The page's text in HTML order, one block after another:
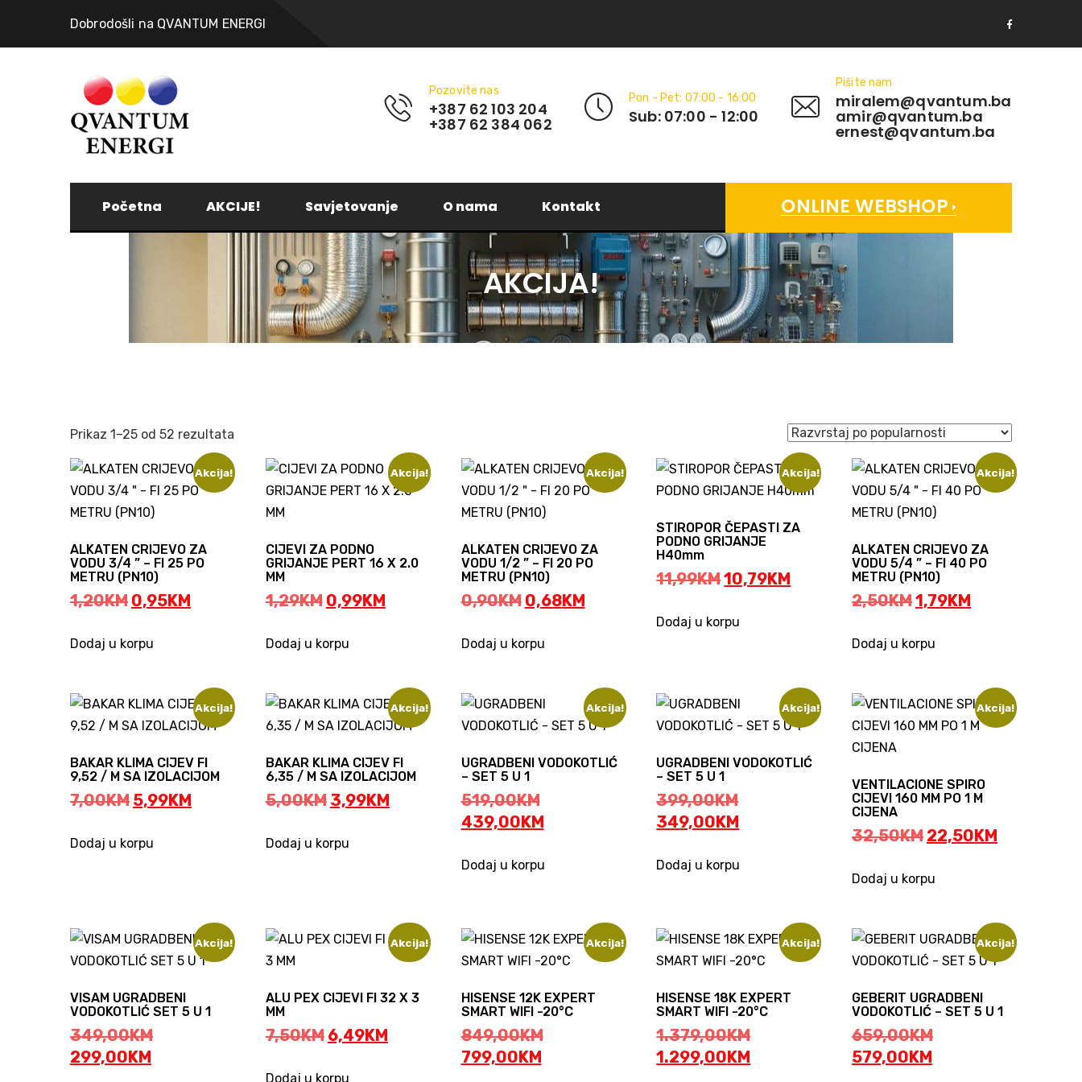
Dobrodošli na QVANTUM ENERGI
Pozovite nas
+387 62 103 204
+387 62 384 062
Pon - Pet: 07:00 - 16:00
Sub: 07:00 - 12:00
Pišite nam
miralem@qvantum.ba
amir@qvantum.ba
ernest@qvantum.ba
Početna AKCIJE! Savjetovanje O nama Kontakt ONLINE WEBSHOP
AKCIJA!
Prikaz 1–25 od 52 rezultata
popularity
Akcija!
ALKATEN CRIJEVO ZA
VODU 3/4 ” – FI 25 PO
METRU (PN10)
1,20KM Original
was:
0,95KM
Dodaj u korpu
Akcija!
CIJEVI ZA PODNO
GRIJANJE PERT 16 X 2.0
MM
1,29KM Original
was:
0,99KMCurrent
Dodaj u korpu
Akcija!
ALKATEN CRIJEVO ZA
VODU 1/2 ” – FI 20 PO
METRU (PN10)
0,90KM Original
was:
0,68KMCurrent
Dodaj u korpu
Akcija!
STIROPOR ČEPASTI ZA
PODNO GRIJANJE
H40mm
11,99KMOriginal
was:
10,79KM Current
10,79KM.
Dodaj u korpu
Akcija!
ALKATEN CRIJEVO ZA
VODU 5/4 ” – FI 40 PO
METRU (PN10)
2,50KMOriginal
was:
1,79KM
Dodaj u korpu
Akcija!
BAKAR KLIMA CIJEV FI
9,52 / M SA IZOLACIJOM
7,00KM Original
was:
5,99KM
Dodaj u korpu
Akcija!
BAKAR KLIMA CIJEV FI
6,35 / M SA IZOLACIJOM
5,00KM Original
was:
3,99KMCurrent
Dodaj u korpu
Akcija!
UGRADBENI VODOKOTLIĆ
– SET 5 U 1
519,00KMOriginal
price
519,00KM.
439,00KMCurrent
is:
Dodaj u korpu
Akcija!
UGRADBENI VODOKOTLIĆ
– SET 5 U 1
399,00KMOriginal
price
399,00KM.
349,00KM
is:
Dodaj u korpu
Akcija!
VENTILACIONE SPIRO
CIJEVI 160 MM PO 1 M
CIJENA
32,50KM Original
was:
22,50KM
Dodaj u korpu
Akcija!
VISAM UGRADBENI
VODOKOTLIĆ SET 5 U 1
349,00KMOriginal
299,00KM
Akcija!
ALU PEX CIJEVI FI 32 X 3
MM
7,50KM Original
was:
6,49KMCurrent
Dodaj u korpu
Akcija!
HISENSE 12K EXPERT
SMART WIFI -20°C
849,00KMOriginal
799,00KMCurrent
Akcija!
HISENSE 18K EXPERT
SMART WIFI -20°C
1.379,00KMOriginal
1.299,00KM
Akcija!
GEBERIT UGRADBENI
VODOKOTLIĆ – SET 5 U 1
659,00KMOriginal
579,00KM